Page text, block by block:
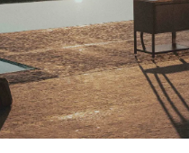
Les Trouvailles Déco Du Jour
Maison Appartement
Maison Container/container
Maison Et Appartement
Petite Surface
Piscine
Revue De Week End
Tiny